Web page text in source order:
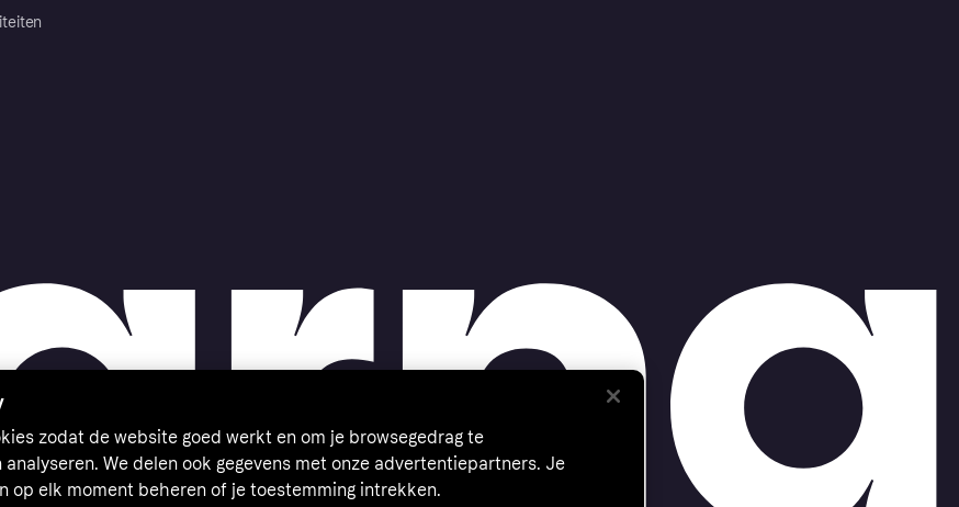
zodat de website goed werkt en om je browsegedrag te
analyseren. We delen ook gegevens met onze advertentiepartners. Je
op elk moment beheren of je toestemming intrekken.